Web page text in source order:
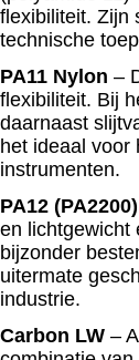
flexibiliteit. Zijn
technische
PA11 Nylon –
flexibiliteit. Bij
daarnaast
het ideaal voor
instrumenten.
PA12 (PA2200)
en lichtgewicht
bijzonder
uitermate
industrie.
Carbon LW –